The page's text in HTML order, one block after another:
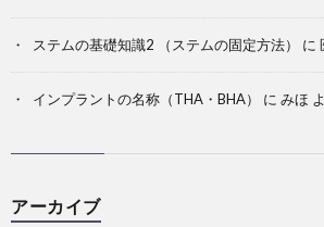
ステムの基礎知識2 （ステムの固定方法） に
インプラントの名称（THA・BHA） に みほ
アーカイブ